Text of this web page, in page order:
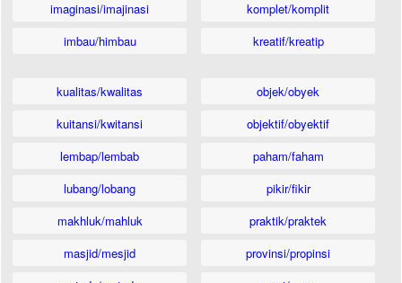
imaginasi/imajinasi
imbau/himbau
komplet/komplit
kreatif/kreatip
kualitas/kwalitas
kuitansi/kwitansi
lembap/lembab
lubang/lobang
makhluk/mahluk
masjid/mesjid
objek/obyek
objektif/obyektif
paham/faham
pikir/fikir
praktik/praktek
provinsi/propinsi